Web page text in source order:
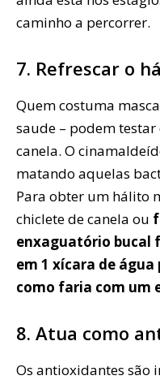
caminho a percorrer.
7. Refrescar o
Quem costuma
saude – podem
canela. O
matando aquelas
Para obter um hálito
chiclete de canela ou
enxaguatório bucal
em 1 xícara de água
como faria com um
8. Atua como
Os antioxidantes são